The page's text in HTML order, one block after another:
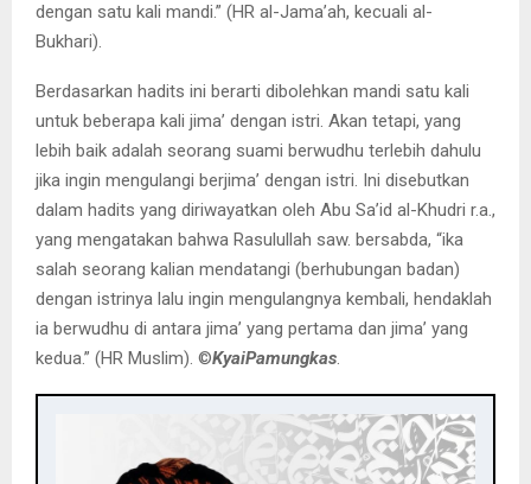
dengan satu kali mandi.” (HR al-Jama’ah, kecuali al-
Bukhari).
Berdasarkan hadits ini berarti dibolehkan mandi satu kali
untuk beberapa kali jima’ dengan istri. Akan tetapi, yang
lebih baik adalah seorang suami berwudhu terlebih dahulu
jika ingin mengulangi berjima’ dengan istri. Ini disebutkan
dalam hadits yang diriwayatkan oleh Abu Sa’id al-Khudri r.a.,
yang mengatakan bahwa Rasulullah saw. bersabda, “ika
salah seorang kalian mendatangi (berhubungan badan)
dengan istrinya lalu ingin mengulangnya kembali, hendaklah
ia berwudhu di antara jima’ yang pertama dan jima’ yang
kedua.” (HR Muslim). ©️KyaiPamungkas.